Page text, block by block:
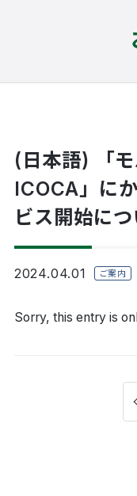
(日本語) 「
ICOCA」に
ビス開始につ
2024.04.01 ご案内
Sorry, this entry is